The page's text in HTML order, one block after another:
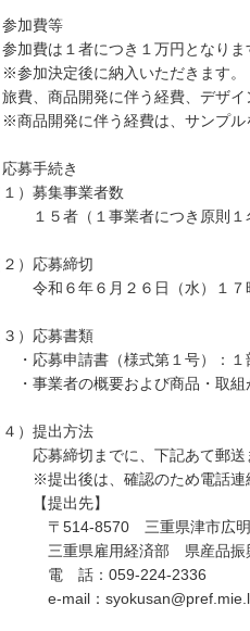
加費等
加費は１者につき１万円となりま
加決定後に納入いただきます。
費、商品開発に伴う経費、デザイ
品開発に伴う経費は、サンプル
募手続き
）募集事業者数
者（１事業者につき原則１名
）応募締切
６年６月２６日（水）１７
）応募書類
募申請書（様式第１号）：１
業者の概要および商品・取組
）提出方法
締切までに、下記あて郵送ま
出後は、確認のため電話連絡
提出先】
8570 三重県津市広明
県雇用経済部 県産品振興
話：059-224-2336
：